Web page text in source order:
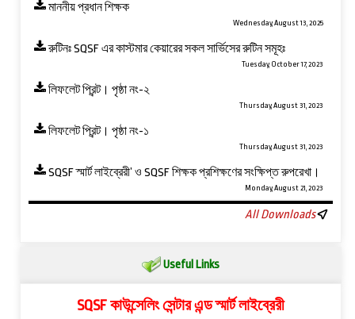
মাননীয় প্রধান শিক্ষক
Wednesday, August 13, 2025
রুটিনঃ SQSF এর কাস্টমার কেয়ারের সকল সার্ভিসের রুটিন সমূহঃ
Tuesday, October 17, 2023
লিফলেট প্রিন্ট। পৃষ্ঠা নং-২
Thursday, August 31, 2023
লিফলেট প্রিন্ট। পৃষ্ঠা নং-১
Thursday, August 31, 2023
SQSF স্মার্ট লাইব্রেরী’ ও ‍SQSF শিক্ষক প্রশিক্ষণের সংক্ষিপ্ত রুপরেখা।
Monday, August 21, 2023
All Downloads
Useful Links
SQSF কাউন্সেলিং সেন্টার এন্ড স্মার্ট লাইব্রেরী